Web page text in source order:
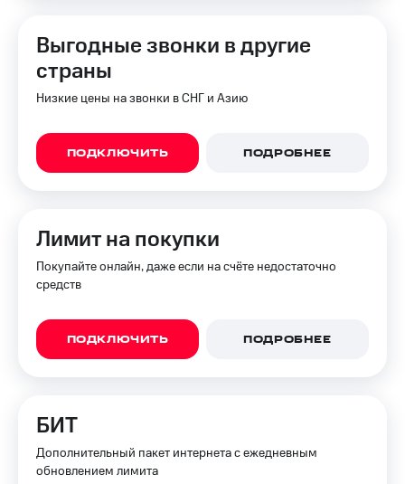
Выгодные звонки в другие
страны
Низкие цены на звонки в СНГ и Азию
ПОДКЛЮЧИТЬ ПОДРОБНЕЕ
Лимит на покупки
Покупайте онлайн, даже если на счёте недостаточно
средств
ПОДКЛЮЧИТЬ ПОДРОБНЕЕ
БИТ
Дополнительный пакет интернета с ежедневным
обновлением лимита